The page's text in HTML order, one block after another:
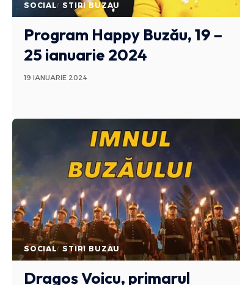
SOCIAL STIRI BUZAU
Program Happy Buzău, 19 –
25 ianuarie 2024
19 IANUARIE 2024
SOCIAL STIRI BUZAU
Dragoș Voicu, primarul